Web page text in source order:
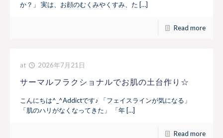
か？」 実は、お顔のむくみやくすみ、た […]
Read more
at 2026年7月21日
サーマルフラクショナルでお肌の土台作り☆
こんにちは^_^Addictです♪ 「フェイスラインが気になる」
「肌のハリがなくなってきた」 「年 […]
Read more